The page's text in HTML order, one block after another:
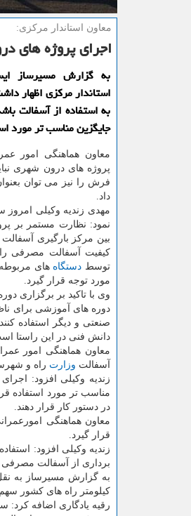
معاون استاندار مركزی:
اجرای پروژه های
به گزارش مسیرساز
استاندار مركزی اظهار
به استفاده از آسفالت
جایگزین مناسب تر مورد
معاون هماهنگی امور
پروژه های درون شهری
فرش را نیز می توان
داد.
مهدی زندیه وكیلی
نمود: نظارت مستمر بر
بین مركز بارگیری
كیفیت آسفالت مصرفی را
توسط دستگاه های
مورد توجه قرار گیرد.
وی با تاكید بر برگزاری
دوره های آموزشی برای
صنعتی و دیگر استفاده
دانش فنی در این راستا
معاون هماهنگی امور
آسفالت وزارت راه و
زندیه وكیلی افزود:
مناسب تر مورد استفاده
در دستور كار قرار دهند.
معاون هماهنگی
قرار گیرد.
زندیه وكیلی افزود:
برداری از آسفالت مصرفی
كیلومتر راه های كشور سهم استان ۵۶۰۰ كیلومتر است كه ۴۰۰ كیلومتر از راه های استان